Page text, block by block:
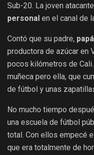
Sub-20. La joven
personal en el canal de
Contó que su padre,
productora de azúcar en
pocos kilómetros de
muñeca pero ella, que
de fútbol y unas
No mucho tiempo
una escuela de fútbol
total. Con ellos empecé
que era totalmente de